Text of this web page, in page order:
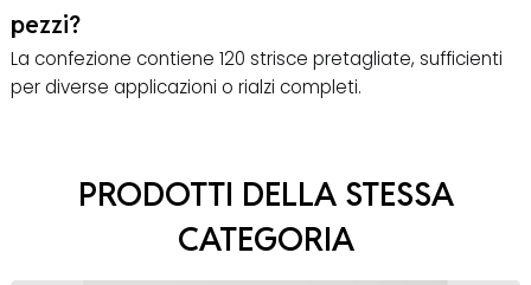
pezzi?
La confezione contiene 120 strisce pretagliate, sufficienti
per diverse applicazioni o rialzi completi.
PRODOTTI DELLA STESSA
CATEGORIA